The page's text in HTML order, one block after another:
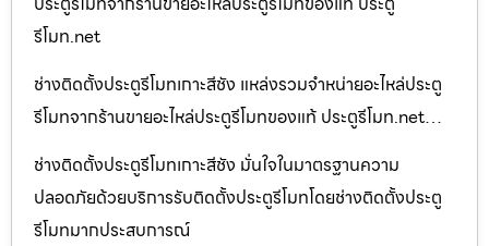
รีโมท.net
ช่างติดตั้งประตูรีโมทเกาะสีชัง แหล่งรวมจำหน่ายอะไหล่ประตู
รีโมทจากร้านขายอะไหล่ประตูรีโมทของแท้ ประตูรีโมท.net…
ช่างติดตั้งประตูรีโมทเกาะสีชัง มั่นใจในมาตรฐานความ
ปลอดภัยด้วยบริการรับติดตั้งประตูรีโมทโดยช่างติดตั้งประตู
รีโมทมากประสบการณ์